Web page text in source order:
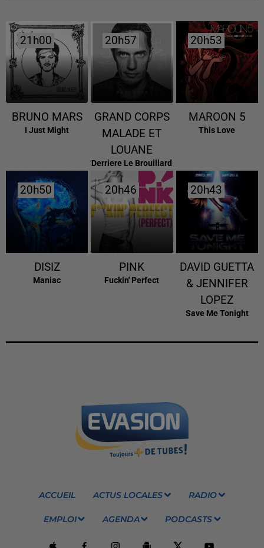
21h00
21h00
BRUNO MARS
I Just Might
20h57
20h57
GRAND CORPS
MALADE ET
LOUANE
Derriere Le Brouillard
20h53
20h53
MAROON 5
This Love
20h50
20h50
DISIZ
Maniac
20h46
20h46
PINK
Fuckin' Perfect
20h43
20h43
DAVID GUETTA
& JENNIFER
LOPEZ
Save Me Tonight
ACCUEIL ACTUS LOCALES RADIO
EMPLOI AGENDA PODCASTS